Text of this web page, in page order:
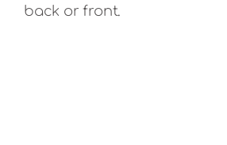
50,00 €.
back or front.